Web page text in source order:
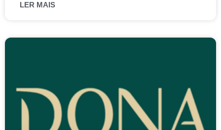
LER MAIS